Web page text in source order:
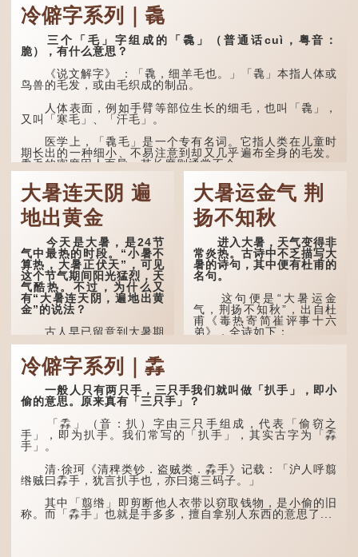
冷僻字系列｜毳
三个「毛」字组成的「毳」（普通话cuì，粤音：
脆），有什么意思？
《说文解字》 ：「毳，细羊毛也。」「毳」本指人体或
鸟兽的毛发，或由毛织成的制品。
人体表面，例如手臂等部位生长的细毛，也叫「毳」，
又叫「寒毛」、「汗毛」。
医学上，「毳毛」是一个专有名词。它指人类在儿童时
期长出的一种细小、不易注意到却又几乎遍布全身的毛发。
毳毛的密度因人而异，其长度则通常不会...
大暑连天阴 遍
地出黄金
今天是大暑，是24节
气中最热的时段。“小暑不
算热，大暑正伏天”，可见
这个节气期间阳光猛烈，天
气酷热。不过，为什么又
有“大暑连天阴，遍地出黄
金”的说法？
古人早已留意到大暑期
间的气候规律。 《逸周书·
时训解》记载：「大暑之
日，腐草化为萤。又五日，
土润溽暑。又五日，大雨时
行。」意思是说，大暑时节
萤火虫出生，土地湿热，常
有大雨出现。
这段时期的雨水，对农
作物尤其重要。三伏天酷热
难耐，农作物不能缺水。若
连续几天降雨，泥土得以湿
润；雨过天晴后，烈日高
照...
大暑运金气 荆
扬不知秋
进入大暑，天气变得非
常炎热。古诗中不乏描写大
暑的诗句，其中便有杜甫的
名句。
这句便是“大暑运金
气，荆扬不知秋”，出自杜
甫《毒热寄简崔评事十六
弟》，全诗如下：
林下有塌翼，水中无行
舟。
五行当中“金”对应秋
季，代表凉爽肃杀之
气。“运”是“运行”，描写大
转。
“荆扬”指荆州（湖北）
和扬州（江苏），泛指长江
中下游地区，“...
冷僻字系列｜掱
一般人只有两只手，三只手我们就叫做「扒手」，即小
偷的意思。原来真有「三只手」？
「掱」（音：扒）字由三只手组成，代表「偷窃之
手」，即为扒手。我们常写的「扒手」，其实古字为「掱
手」。
清·徐珂《清稗类钞．盗贼类．掱手》记载：「沪人呼翦
绺贼曰掱手，犹言扒手也，亦曰瘪三码子。」
其中「翦绺」即剪断他人衣带以窃取钱物，是小偷的旧
称。而「掱手」也就是手多多，擅自拿别人东西的意思了...